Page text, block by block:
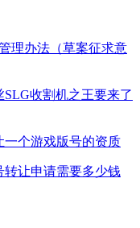
理办法（草案征求意
收割机之王要来了
一个游戏版号的资质
转让申请需要多少钱